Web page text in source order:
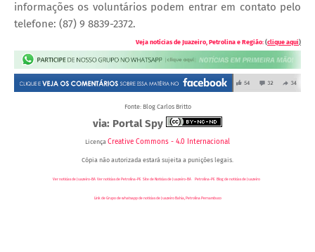
informações os voluntários podem entrar em contato pelo
telefone: (87) 9 8839-2372.
Veja notícias de Juazeiro, Petrolina e Região: (clique aqui)
Fonte: Blog Carlos Britto
via: Portal Spy
Licença Creative Commons - 4.0 Internacional
Cópia não autorizada estará sujeita a punições legais.
Ver notícias de Juazeiro-BA Ver notícias de Petrolina-PE Site de Notícias de Juazeiro-BA Petrolina-PE Blog de notícias de Juazeiro
Link de Grupo de whatsapp de notícias de Juazeiro Bahia, Petrolina Pernambuco